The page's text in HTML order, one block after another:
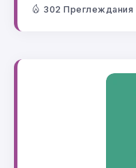
302 Преглеждания